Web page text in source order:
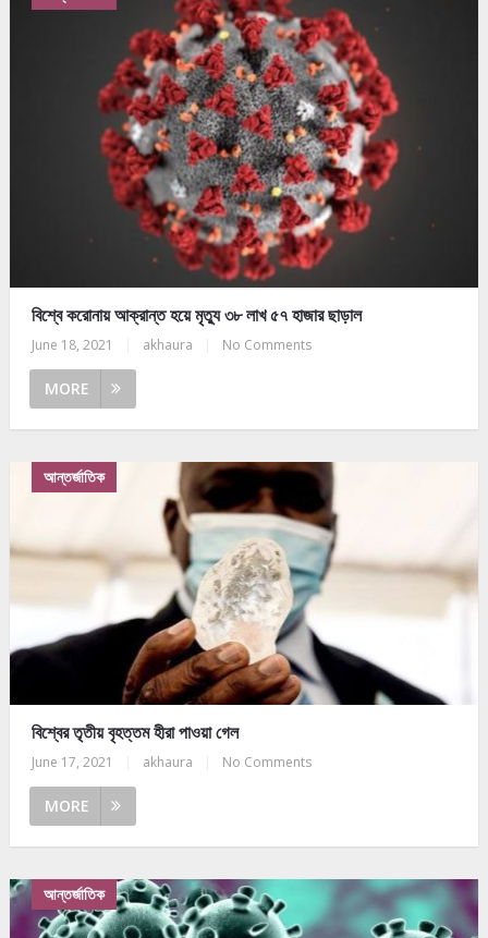
বিশ্বে করোনায় আক্রান্ত হয়ে মৃত্যু ৩৮ লাখ ৫৭ হাজার ছাড়াল
June 18, 2021 akhaura No Comments
MORE
আন্তর্জাতিক
বিশ্বের তৃতীয় বৃহত্তম হীরা পাওয়া গেল
June 17, 2021 akhaura No Comments
MORE
আন্তর্জাতিক